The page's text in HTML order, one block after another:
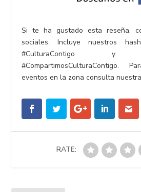
Si te ha gustado esta reseña,
sociales. Incluye nuestros
#CulturaContigo
#CompartimosCulturaContigo.
eventos en la zona consulta
RATE: